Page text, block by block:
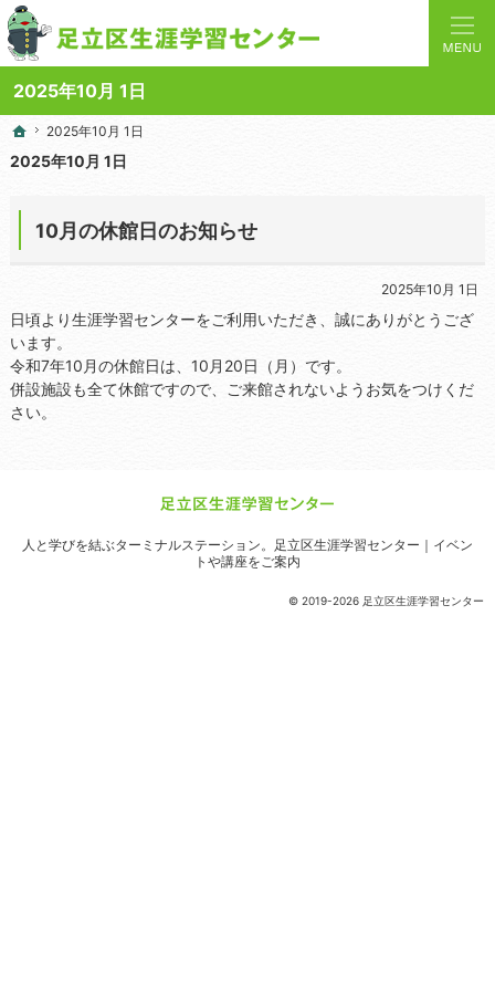
2025年10月 1日
人と学びを結ぶターミナルステーション。地域の講座や施設をご案内しています。
足立区生涯学習センターの総合案内サイト
ホーム
2025年10月 1日
2025年10月 1日
10月の休館日のお知らせ
2025年10月 1日
日頃より生涯学習センターをご利用いただき、誠にありがとうござ
います。
令和7年10月の休館日は、10月20日（月）です。
併設施設も全て休館ですので、ご来館されないようお気をつけくだ
さい。
ホーム
2025年10月 1日
© 2019-2026 足立区生涯学習センター
人と学びを結ぶターミナルステーション。
足立区生涯学習センター｜イベン
トや講座をご案内